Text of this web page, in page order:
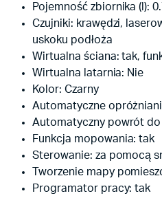
Pojemność zbiornika (l):
Czujniki: krawędzi,
uskoku podłoża
Wirtualna ściana: tak,
Wirtualna latarnia: Nie
Kolor: Czarny
Automatyczne
Automatyczny powrót do
Funkcja mopowania: tak
Sterowanie: za pomocą
Tworzenie mapy
Programator pracy: tak